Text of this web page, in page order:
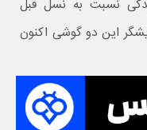
نسبت به نسل قبل
این دو گوشی اکنون